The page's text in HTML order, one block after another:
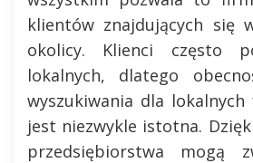
klientów znajdujących się
okolicy. Klienci często
lokalnych, dlatego
wyszukiwania dla lokalnych
jest niezwykle istotna.
przedsiębiorstwa mogą